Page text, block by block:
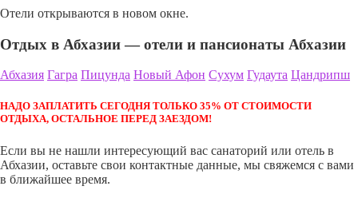
Отели открываются в новом окне.
Отдых в Абхазии — отели и пансионаты Абхазии
Абхазия Гагра Пицунда Новый Афон Сухум Гудаута Цандрипш
НАДО ЗАПЛАТИТЬ СЕГОДНЯ ТОЛЬКО 35% ОТ СТОИМОСТИ
ОТДЫХА, ОСТАЛЬНОЕ ПЕРЕД ЗАЕЗДОМ!
Если вы не нашли интересующий вас санаторий или отель в
Абхазии, оставьте свои контактные данные, мы свяжемся с вами
в ближайшее время.